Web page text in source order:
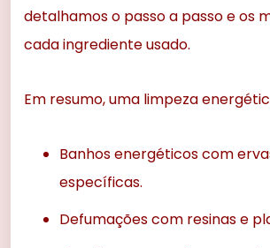
detalhamos o passo a passo e os
cada ingrediente usado.
Em resumo, uma limpeza
Banhos energéticos com
específicas.
Defumações com resinas e